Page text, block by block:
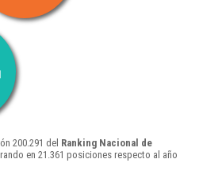
200.291 del Ranking Nacional de
en 21.361 posiciones respecto al año